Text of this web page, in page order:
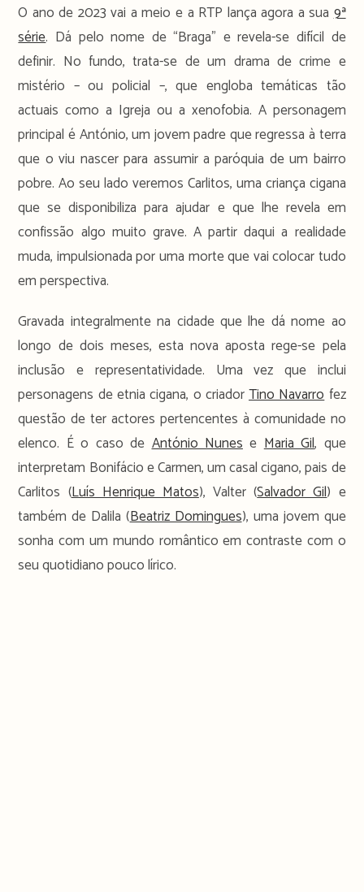
O ano de 2023 vai a meio e a RTP lança agora a sua9ª
série. Dá pelo nome de “Braga” e revela-se difícil de
definir. No fundo, trata-se de um drama de crime e
mistério – ou policial –, que engloba temáticas tão
actuais como a Igreja ou a xenofobia. A personagem
principal é António, um jovem padre que regressa à terra
que o viu nascer para assumir a paróquia de um bairro
pobre. Ao seu lado veremos Carlitos, uma criança cigana
que se disponibiliza para ajudar e que lhe revela em
confissão algo muito grave. A partir daqui a realidade
muda, impulsionada por uma morte que vai colocar tudo
em perspectiva.
Gravada integralmente na cidade que lhe dá nome ao
longo de dois meses, esta nova aposta rege-se pela
inclusão e representatividade. Uma vez que inclui
personagens de etnia cigana, o criadorTino Navarrofez
questão de ter actores pertencentes à comunidade no
elenco. É o caso deAntónio NuneseMaria Gil, que
interpretam Bonifácio e Carmen, um casal cigano, pais de
Carlitos (Luís Henrique Matos), Valter (Salvador Gil) e
também de Dalila (Beatriz Domingues), uma jovem que
sonha com um mundo romântico em contraste com o
seu quotidiano pouco lírico.